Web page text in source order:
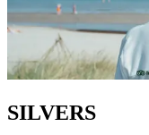
SILVERS